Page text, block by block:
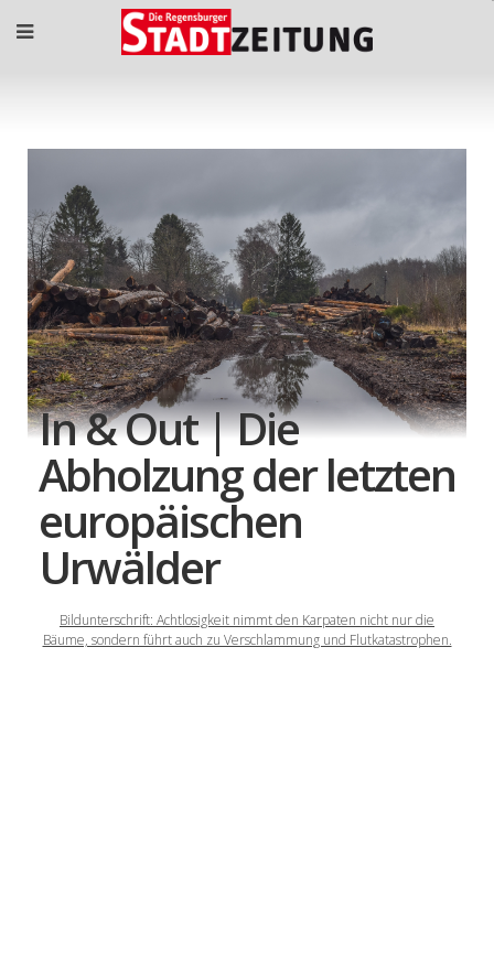
In & Out | Die
Abholzung der letzten
europäischen
Urwälder
Bildunterschrift: Achtlosigkeit nimmt den Karpaten nicht nur die
Bäume, sondern führt auch zu Verschlammung und Flutkatastrophen.